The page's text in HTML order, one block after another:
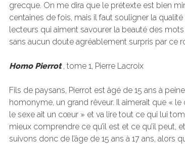
grecque. On me dira que le prétexte est bien
centaines de fois, mais il faut souligner la qualité
lecteurs qui aiment savourer la beauté des
sans aucun doute agréablement surpris par ce
Homo Pierrot , tome 1, Pierre Lacroix
Fils de paysans, Pierrot est âgé de 15 ans à
homonyme, un grand rêveur. Il aimerait que «
le sexe ait un cœur » et va lire tout ce qui lui
mieux comprendre ce qu’il est et ce qu’il peut,
suivons donc de l’âge de 15 ans à 17 ans, alors